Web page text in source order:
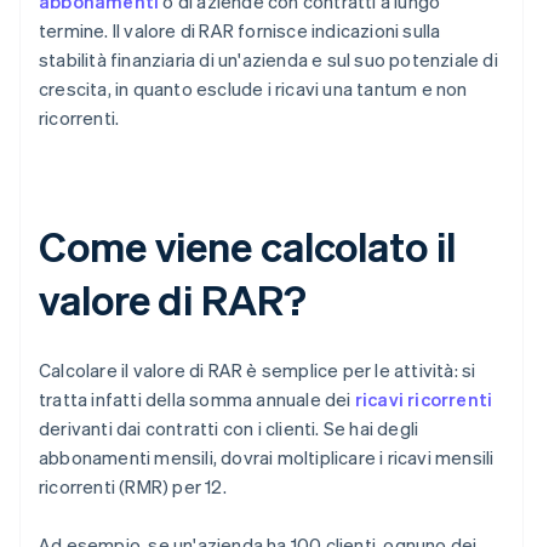
termine. Il valore di RAR fornisce indicazioni sulla
stabilità finanziaria di un'azienda e sul suo potenziale di
crescita, in quanto esclude i ricavi una tantum e non
ricorrenti.
Come viene calcolato il
valore di RAR?
Calcolare il valore di RAR è semplice per le attività: si
tratta infatti della somma annuale dei ricavi ricorrenti
derivanti dai contratti con i clienti. Se hai degli
abbonamenti mensili, dovrai moltiplicare i ricavi mensili
ricorrenti (RMR) per 12.